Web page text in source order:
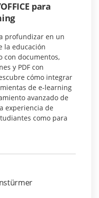
para
profundizar en un
la educación
con documentos,
y PDF con
cómo integrar
de e-learning
avanzado de
experiencia de
como para